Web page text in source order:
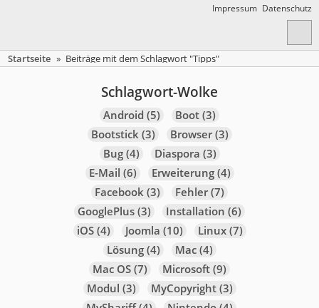
Impressum Datenschutz
Startseite » Beiträge mit dem Schlagwort "Tipps"
Schlagwort-Wolke
Android (5) Boot(3)
Bootstick(3) Browser(3)
Bug(4) Diaspora (3)
E-Mail (6) Erweiterung(4)
Facebook(3) Fehler(7)
GooglePlus(3) Installation (6)
iOS(4) Joomla (10) Linux(7)
Lösung(4) Mac(4)
Mac OS(7) Microsoft(9)
Modul (3) MyCopyright(3)